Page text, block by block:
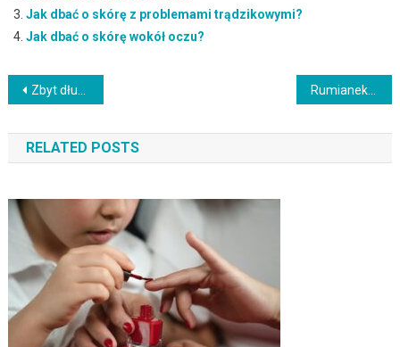
Jak dbać o skórę z problemami trądzikowymi?
Jak dbać o skórę wokół oczu?
Nawigacja
wpisu
Zbyt długa przerwa w depilacji laserowej – skutki i zalecenia Rumianek na twarz – naturalne właściwości i zastosowanie w pielęgnacji
RELATED POSTS